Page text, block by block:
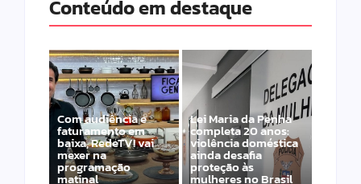
Conteúdo em destaque
Com audiência e
faturamento em
baixa, RedeTV! vai
mexer na
programação
matinal
Lei Maria da Penha
completa 20 anos:
violência doméstica
ainda desafia
proteção às
mulheres no Brasil